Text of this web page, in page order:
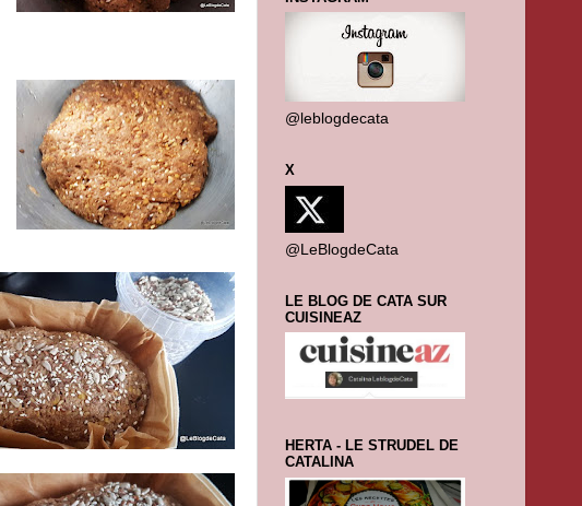
@leblogdecata
X
@LeBlogdeCata
LE BLOG DE CATA SUR
CUISINEAZ
HERTA - LE STRUDEL DE
CATALINA